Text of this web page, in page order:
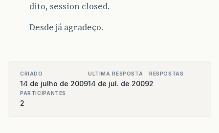
dito, session closed.
Desde já agradeço.
CRIADO
14 de julho de 2009
ULTIMA RESPOSTA
14 de jul. de 2009
RESPOSTAS
2
PARTICIPANTES
2